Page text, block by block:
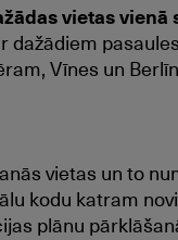
vietas vienā
dažādiem
Vīnes un
vietas un to
kodu katram
plānu